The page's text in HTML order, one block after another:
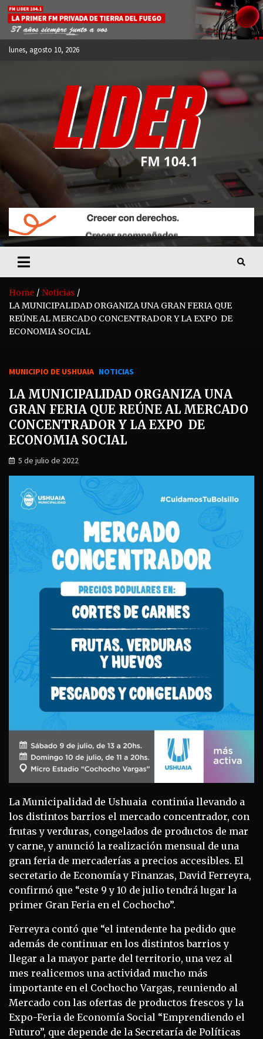
Skip
content
lunes, agosto 10, 2026
FM LIDER 104.1
Home
Noticias
LA MUNICIPALIDAD ORGANIZA UNA GRAN FERIA QUE
REÚNE AL MERCADO CONCENTRADOR Y LA EXPO DE
ECONOMIA SOCIAL
MUNICIPIO DE USHUAIA NOTICIAS
LA MUNICIPALIDAD ORGANIZA UNA
GRAN FERIA QUE REÚNE AL MERCADO
CONCENTRADOR Y LA EXPO DE
ECONOMIA SOCIAL
5 de julio de 2022
La Municipalidad de Ushuaia continúa llevando a
los distintos barrios el mercado concentrador, con
frutas y verduras, congelados de productos de mar
y carne, y anunció la realización mensual de una
gran feria de mercaderías a precios accesibles. El
secretario de Economía y Finanzas, David Ferreyra,
confirmó que “este 9 y 10 de julio tendrá lugar la
primer Gran Feria en el Cochocho”.
Ferreyra contó que “el intendente ha pedido que
además de continuar en los distintos barrios y
llegar a la mayor parte del territorio, una vez al
mes realicemos una actividad mucho más
importante en el Cochocho Vargas, reuniendo al
Mercado con las ofertas de productos frescos y la
Expo-Feria de Economía Social “Emprendiendo el
Futuro”, que depende de la Secretaría de Políticas